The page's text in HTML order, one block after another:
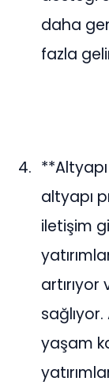
daha
fazla
altyapı
iletişim
artırıyor
yaşam